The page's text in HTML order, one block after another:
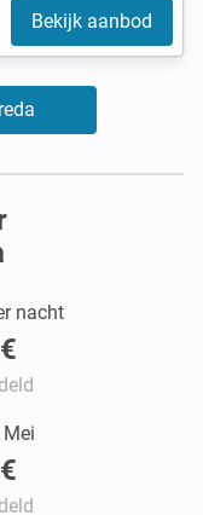
Bekijk aanbod
nacht